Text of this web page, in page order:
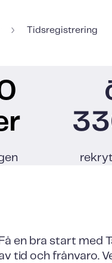
› Tidsregistrering
Få en bra start med
tid och frånvaro.